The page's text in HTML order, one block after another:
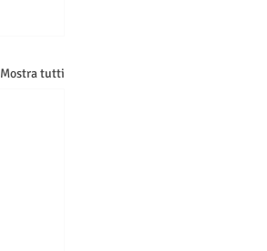
Mostra tutti